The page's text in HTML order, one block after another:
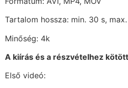
Tartalom hossza: min. 30 s,
Minőség: 4k
A kiírás és a részvételhez
Első videó: